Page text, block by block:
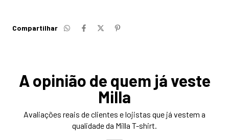
Compartilhar
A opinião de quem já veste
Milla
Avaliações reais de clientes e lojistas que já vestem a
qualidade da Milla T-shirt.